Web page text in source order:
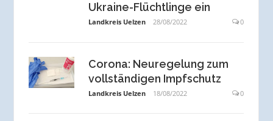
Ukraine-Flüchtlinge ein
Landkreis Uelzen 28/08/2022 0
Corona: Neuregelung zum
vollständigen Impfschutz
Landkreis Uelzen 18/08/2022 0